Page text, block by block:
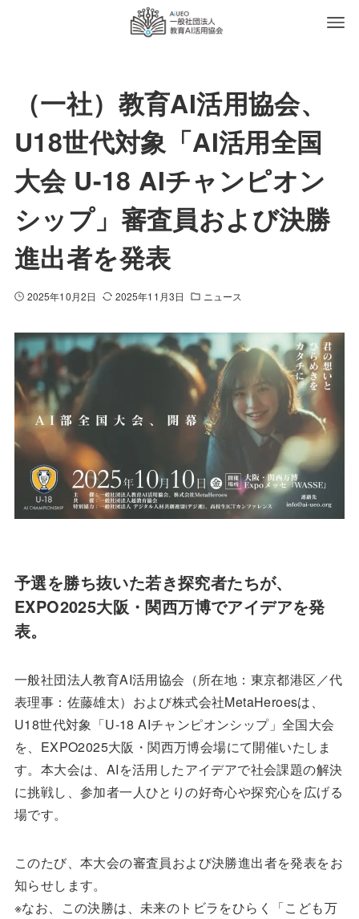
（一社）教育AI活用協会、
U18世代対象「AI活用全国
大会 U-18 AIチャンピオン
シップ」審査員および決勝
進出者を発表
2025年10月2日 2025年11月3日 ニュース
予選を勝ち抜いた若き探究者たちが、
EXPO2025大阪・関西万博でアイデアを発
表。
一般社団法人教育AI活用協会（所在地：東京都港区／代
表理事：佐藤雄太）および株式会社MetaHeroesは、
U18世代対象「U-18 AIチャンピオンシップ」全国大会
を、EXPO2025大阪・関西万博会場にて開催いたしま
す。本大会は、AIを活用したアイデアで社会課題の解決
に挑戦し、参加者一人ひとりの好奇心や探究心を広げる
場です。
このたび、本大会の審査員および決勝進出者を発表をお
知らせします。
※なお、この決勝は、未来のトビラをひらく「こども万